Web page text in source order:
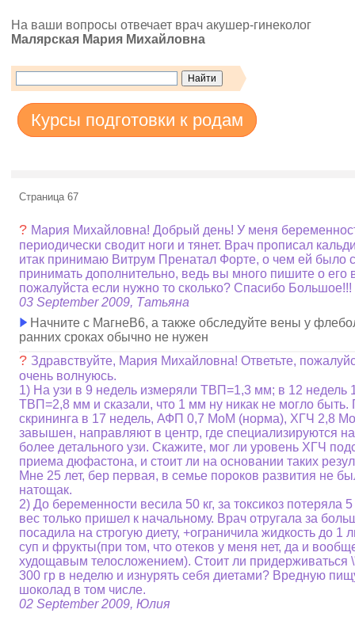
На ваши вопросы отвечает врач акушер-гинеколог
Малярская Мария Михайловна
Курсы подготовки к родам
Страница 67
? Мария Михайловна! Добрый день! У меня
периодически сводит ноги и тянет. Врач прописал
итак принимаю Витрум Пренатал Форте, о чем ей было
принимать дополнительно, ведь вы много пишите о его
пожалуйста если нужно то сколько? Спасибо Большое!!!
03 September 2009, Татьяна
Начните с МагнеВ6, а также обследуйте вены у
ранних сроках обычно не нужен
? Здравствуйте, Мария Михайловна! Ответьте,
очень волнуюсь.
1) На узи в 9 недель измеряли ТВП=1,3 мм; в 12 недель
ТВП=2,8 мм и сказали, что 1 мм ну никак не могло
скрининга в 17 недель, АФП 0,7 МоМ (норма), ХГЧ 2,8
завышен, направляют в центр, где специализируются
более детального узи. Скажите, мог ли уровень ХГЧ
приема дюфастона, и стоит ли на основании таких
Мне 25 лет, бер первая, в семье пороков развития не
натощак.
2) До беременности весила 50 кг, за токсикоз потеряла
вес только пришел к начальному. Врач отругала за
посадила на строгую диету, +ограничила жидкость до 1
суп и фрукты(при том, что отеков у меня нет, да и
худощавым телосложением). Стоит ли придерживаться
300 гр в неделю и изнурять себя диетами? Вредную
шоколад в том числе.
02 September 2009, Юлия